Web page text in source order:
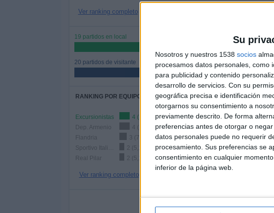
Su
Nosotros y nuestros 1538 socios
procesamos datos personales, como
para publicidad y contenido
desarrollo de servicios. Con su
geográfica precisa e identificación
otorgarnos su consentimiento a
previamente descrito. De forma
preferencias antes de otorgar o
datos personales puede no requerir
procesamiento. Sus preferencias se
consentimiento en cualquier
inferior de la página web.
Ver ranking completo
19 partidos en local
20 partidos de visitante
51,28%
RANKING POR EQUIPOS
Excursionistas
4 (10,26%)
Dep. Armenio
4 (10,26%)
Flandria
3 (7,69%)
2 (5,13%)
Real Pilar
2 (5,13%)
Ver ranking completo
Ver
Nº DE PARTIDOS POR DÍA